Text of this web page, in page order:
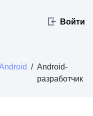
Войти
/ Android-
разработчик